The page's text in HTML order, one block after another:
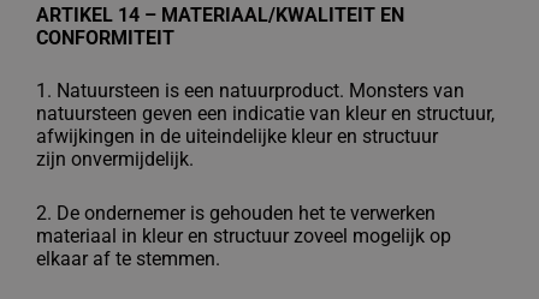
ARTIKEL 14 – MATERIAAL/KWALITEIT EN
CONFORMITEIT
1. Natuursteen is een natuurproduct. Monsters van
natuursteen geven een indicatie van kleur en structuur,
afwijkingen in de uiteindelijke kleur en structuur
zijn onvermijdelijk.
2. De ondernemer is gehouden het te verwerken
materiaal in kleur en structuur zoveel mogelijk op
elkaar af te stemmen.